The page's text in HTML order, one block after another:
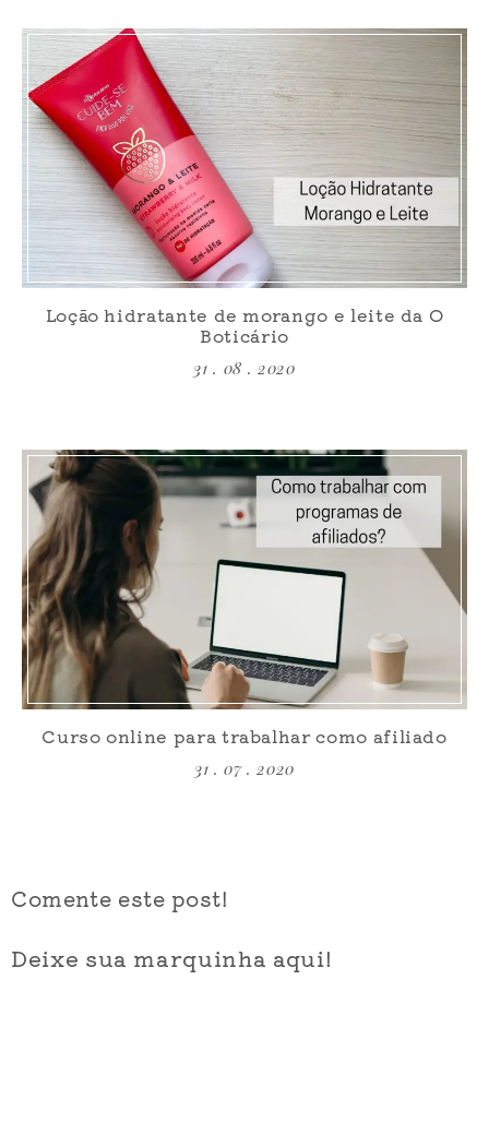
Loção hidratante de morango e leite da O
Boticário
31 . 08 . 2020
Curso online para trabalhar como afiliado
31 . 07 . 2020
Comente este post!
Deixe sua marquinha aqui!